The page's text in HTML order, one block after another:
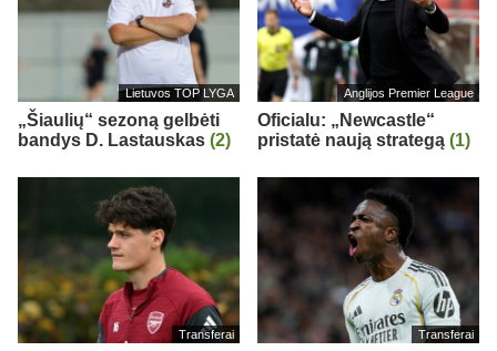
Lietuvos TOP LYGA
„Šiaulių“ sezoną gelbėti
bandys D. Lastauskas (2)
Anglijos Premier League
Oficialu: „Newcastle“
pristatė naują strategą (1)
Transferai Transferai